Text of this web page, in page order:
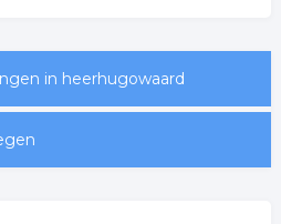
in heerhugowaard